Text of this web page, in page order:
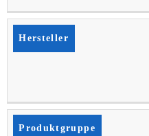
Hersteller
Produktgruppe